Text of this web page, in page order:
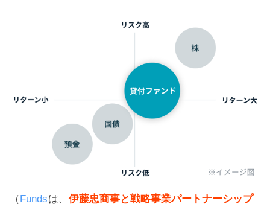
（Fundsは、 伊藤忠商事と戦略事業パートナーシップ